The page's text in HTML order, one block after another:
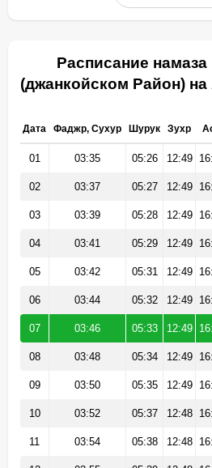
Расписание намаза
(джанкойском Район) на
Дата Фаджр, Сухур Шурук Зухр
01 03:35 05:26 12:49
02 03:37 05:27 12:49
03 03:39 05:28 12:49
04 03:41 05:29 12:49
05 03:42 05:31 12:49
06 03:44 05:32 12:49
07 03:46 05:33 12:49
08 03:48 05:34 12:49
09 03:50 05:35 12:49
10 03:52 05:37 12:48
11 03:54 05:38 12:48